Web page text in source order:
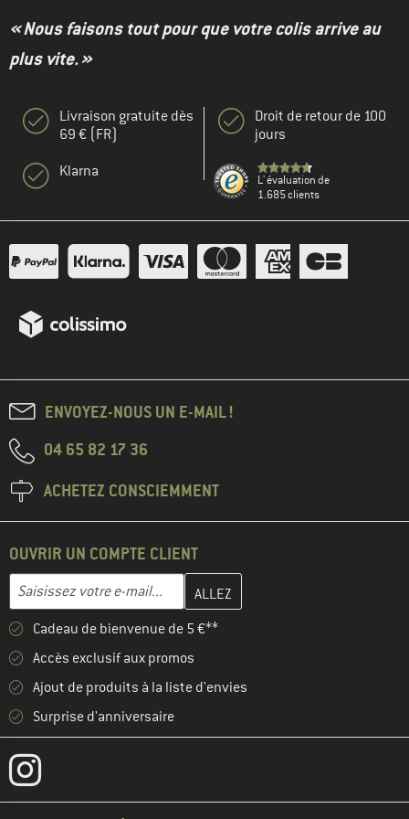
« Nous faisons tout pour que votre colis arrive au
plus vite. »
Livraison gratuite dès
69 € (FR)
Klarna
Droit de retour de 100
jours
L' évaluation de
1.685 clients
ENVOYEZ-NOUS UN E-MAIL !
04 65 82 17 36
ACHETEZ CONSCIEMMENT
OUVRIR UN COMPTE CLIENT
Adresse e-mail
Entrez votre adresse e-mail ici et créez votre compte client à la
Cadeau de bienvenue de 5 €**
Accès exclusif aux promos
Ajout de produits à la liste d'envies
Surprise d'anniversaire